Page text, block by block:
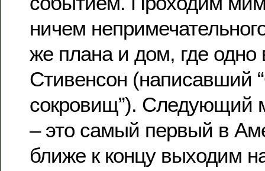
ничем
же плана и дом, где
Стивенсон (написавший
сокровищ”). Следующий
– это самый первый в
ближе к концу выходим